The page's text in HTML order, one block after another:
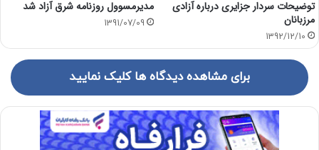
توضیحات سردار جزایری درباره آزادی
مرزبانان
1392/12/10
مدیرمسوول روزنامه شرق آزاد شد
1391/07/09
برای مشاهده دیدگاه ها کلیک نمایید